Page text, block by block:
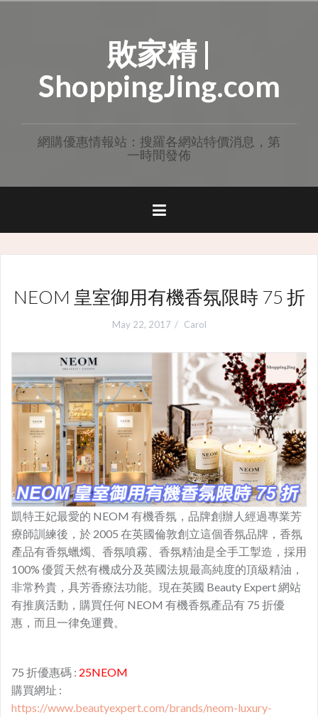
敗家精 |
ShoppingJing.com
網購優惠情報站：搜羅各網站特價消息，第
一時間發佈
NEOM 皇室御用有機香氛限時 75 折
May 22, 2017 Carol
凱特王妃最愛的 NEOM 有機香氛，品牌創辦人經過專業芳
療師訓練後，於 2005 在英國倫敦創立這個香氛品牌，香氛
產品有香氛蠟燭、香氛噴霧、香氛精油是全手工掣造，採用
100% 優質天然有機成分及英國法規最高純度的頂級精油，
非常矜貴，具芳香療法功能。現在英國 Beauty Expert 網站
有推廣活動，購買任何 NEOM 有機香氛產品有 75 折優
惠，而且一律免運費。
75 折優惠碼 : 25NEOM
購買網址 :
https://www.beautyexpert.com/brands/neom-luxury-